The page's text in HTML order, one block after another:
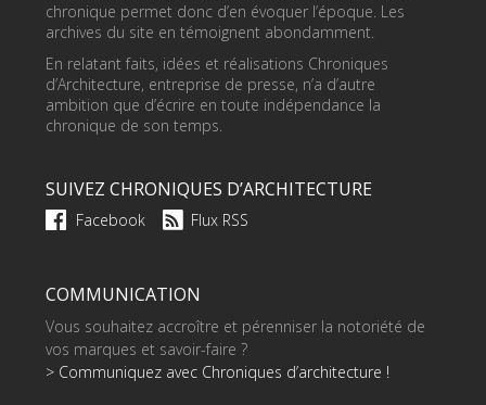
chronique permet donc d’en évoquer l’époque. Les
archives du site en témoignent abondamment.
En relatant faits, idées et réalisations Chroniques
d’Architecture, entreprise de presse, n’a d’autre
ambition que d’écrire en toute indépendance la
chronique de son temps.
SUIVEZ CHRONIQUES D’ARCHITECTURE
Facebook Flux RSS
COMMUNICATION
Vous souhaitez accroître et pérenniser la notoriété de
vos marques et savoir-faire ?
> Communiquez avec Chroniques d’architecture !